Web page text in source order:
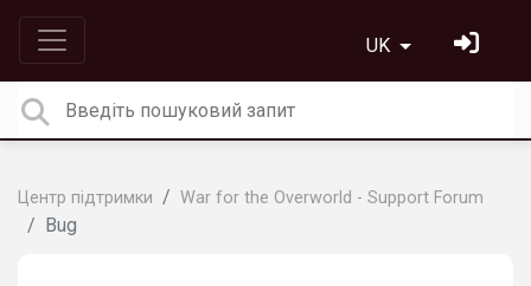
UK
Центр підтримки War for the Overworld - Support Forum
Bug